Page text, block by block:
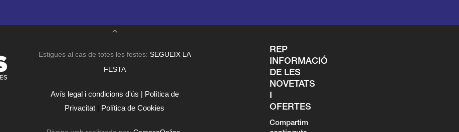
Estigues al cas de totes les festes: SEGUEIX LA
FESTA
Avís legal i condicions d'ús | Política de
Privacitat | Política de Cookies
REP
INFORMACIÓ
DE LES
NOVETATS
I
OFERTES
Compartim